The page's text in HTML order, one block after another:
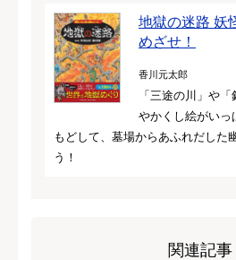
地獄の迷路 妖
めざせ！
香川元太郎
「三途の川」や
やかくし絵がい
もどして、墓場からあふれだした
う！
関連記事